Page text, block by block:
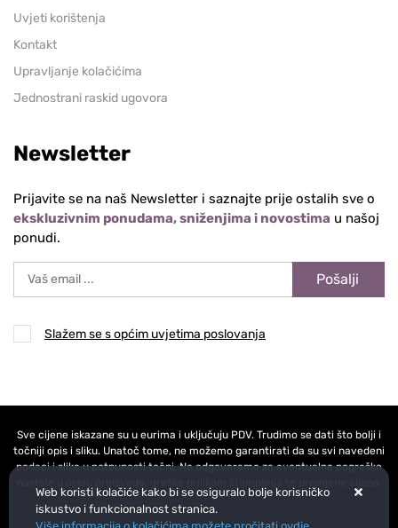
Uvjeti korištenja
Kontakt
Upravljanje kolačićima
Jednostrani raskid ugovora
Newsletter
Prijavite se na naš Newsletter i saznajte prije ostalih sve o
ekskluzivnim ponudama, sniženjima i novostima u našoj
ponudi.
Pošalji
Slažem se s općim uvjetima poslovanja
Sve cijene iskazane su u eurima i uključuju PDV. Trudimo se dati što bolji i
točniji opis i sliku. Unatoč tome, ne možemo garantirati da su svi navedeni
podaci i slike u potpunosti točni. Ne odgovaramo za eventualne pogreške
Web koristi kolačiće kako bi se osiguralo bolje korisničko
iskustvo i funkcionalnost stranica.